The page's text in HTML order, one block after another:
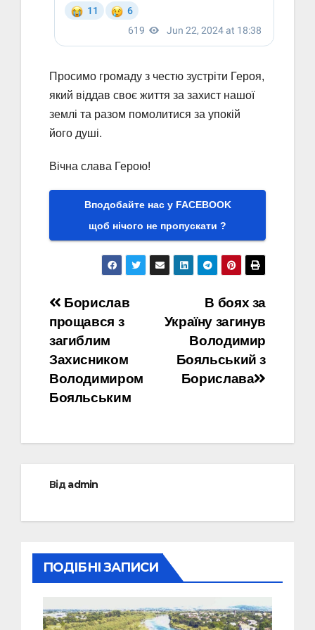
Просимо громаду з честю зустріти Героя,
який віддав своє життя за захист нашої
землі та разом помолитися за упокій
його душі.
Вічна слава Герою!
Вподобайте нас у FACEBOOK
щоб нічого не пропускати ?
Навігація
записів
В боях за
Україну загинув
Володимир
Бояльський з
Борислава
Борислав
прощався з
загиблим
Захисником
Володимиром
Бояльським
Відadmin
ПОДІБНІ ЗАПИСИ